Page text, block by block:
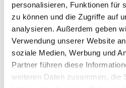
personalisieren, Funktionen für
zu können und die Zugriffe auf
analysieren. Außerdem geben
Verwendung unserer Website
soziale Medien, Werbung und
Partner führen diese
weiteren Daten zusammen, die